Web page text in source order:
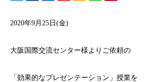
2020年9月25日(金)
大阪国際交流センター様よりご依頼の
「効果的なプレゼンテーション」授業を